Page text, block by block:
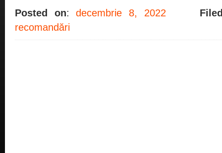
Posted on:decembrie 8, 2022
recomandări